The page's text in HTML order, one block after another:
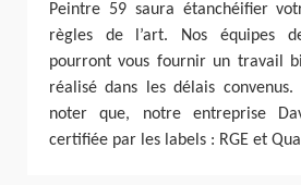
Peintre 59 saura étanchéifier
règles de l’art. Nos équipes
pourront vous fournir un travail
réalisé dans les délais
noter que, notre entreprise
certifiée par les labels : RGE et